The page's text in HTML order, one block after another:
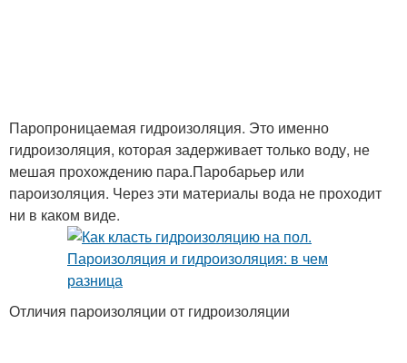
Паропроницаемая гидроизоляция. Это именно
гидроизоляция, которая задерживает только воду, не
мешая прохождению пара.Паробарьер или
пароизоляция. Через эти материалы вода не проходит
ни в каком виде.
Отличия пароизоляции от гидроизоляции